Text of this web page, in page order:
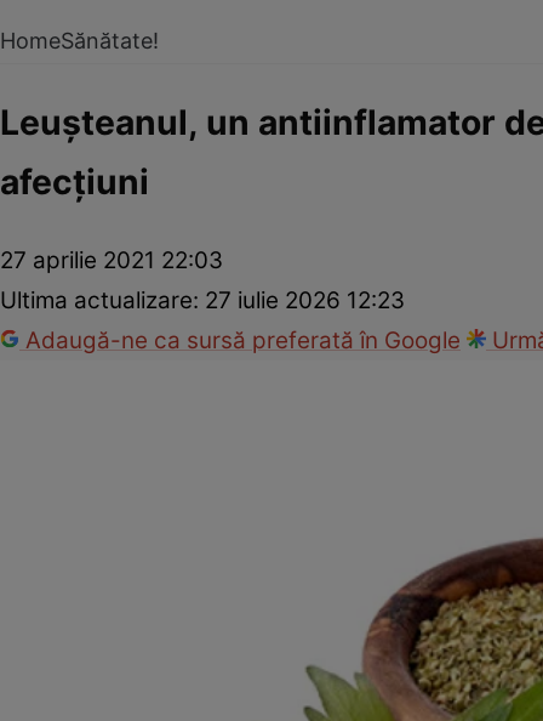
HomeSănătate!
Leuşteanul, un antiinflamator
afecțiuni
27 aprilie 2021 22:03
Ultima actualizare: 27 iulie 2026 12:23
Adaugă-ne ca sursă preferată în Google